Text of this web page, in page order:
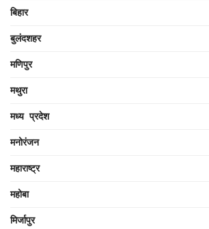
बिहार
बुलंदशहर
मणिपुर
मथुरा
मध्य प्रदेश
मनोरंजन
महाराष्ट्र
महोबा
मिर्जापुर